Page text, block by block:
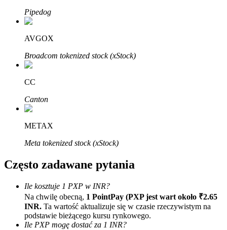
Afiliaci Bitrue
Aż do 65% prowizji!
Polecaj
Zaproś przyjaciela, aby otrzymać nagrody pieniężne
Pipedog
AVGOX
Broadcom tokenized stock (xStock)
CC
Canton
METAX
Meta tokenized stock (xStock)
Często zadawane pytania
Ile kosztuje 1 PXP w INR?
Na chwilę obecną, 1 PointPay (PXP jest wart około ₹2.65
INR. Ta wartość aktualizuje się w czasie rzeczywistym na
podstawie bieżącego kursu rynkowego.
Ile PXP mogę dostać za 1 INR?